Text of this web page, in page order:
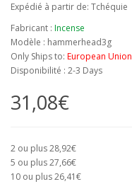
Expédié à partir de: Tchéquie
Fabricant : Incense
Modèle : hammerhead3g
Only Ships to: European Union
Disponibilité : 2-3 Days
31,08€
2 ou plus 28,92€
5 ou plus 27,66€
10 ou plus 26,41€